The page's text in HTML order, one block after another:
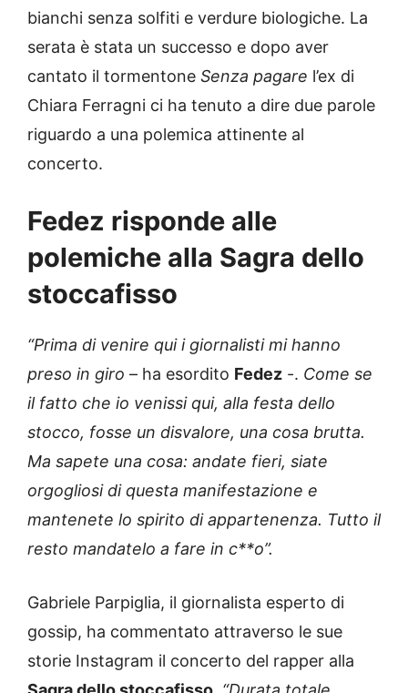
bianchi senza solfiti e verdure biologiche. La
serata è stata un successo e dopo aver
cantato il tormentone Senza pagare l’ex di
Chiara Ferragni ci ha tenuto a dire due parole
riguardo a una polemica attinente al
concerto.
Fedez risponde alle
polemiche alla Sagra dello
stoccafisso
“Prima di venire qui i giornalisti mi hanno
preso in giro – ha esordito Fedez -. Come se
il fatto che io venissi qui, alla festa dello
stocco, fosse un disvalore, una cosa brutta.
Ma sapete una cosa: andate fieri, siate
orgogliosi di questa manifestazione e
mantenete lo spirito di appartenenza. Tutto il
resto mandatelo a fare in c**o”.
Gabriele Parpiglia, il giornalista esperto di
gossip, ha commentato attraverso le sue
storie Instagram il concerto del rapper alla